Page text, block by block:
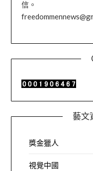
信。
藝文
獎金獵人
視覺中國